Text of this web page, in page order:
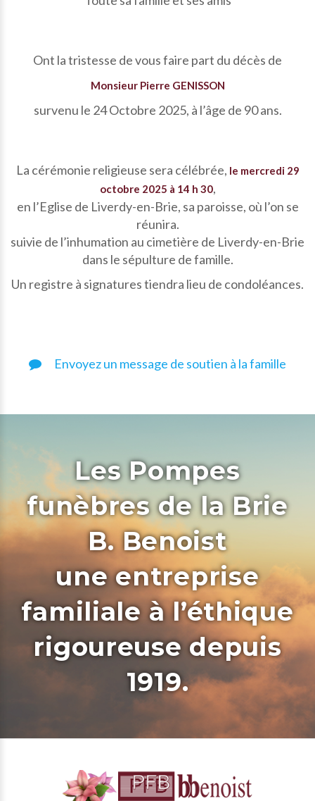
Ont la tristesse de vous faire part du décès de
Monsieur Pierre GENISSON
survenu le 24 Octobre 2025, à l’âge de 90 ans.
La cérémonie religieuse sera célébrée, le mercredi 29
octobre 2025 à 14 h 30,
en l’Eglise de Liverdy-en-Brie, sa paroisse, où l’on se
réunira.
suivie de l’inhumation au cimetière de Liverdy-en-Brie
dans le sépulture de famille.
Un registre à signatures tiendra lieu de condoléances.
Envoyez un message de soutien à la famille
Les Pompes
funèbres de la Brie
B. Benoist
une entreprise
familiale à l’éthique
rigoureuse depuis
1919.